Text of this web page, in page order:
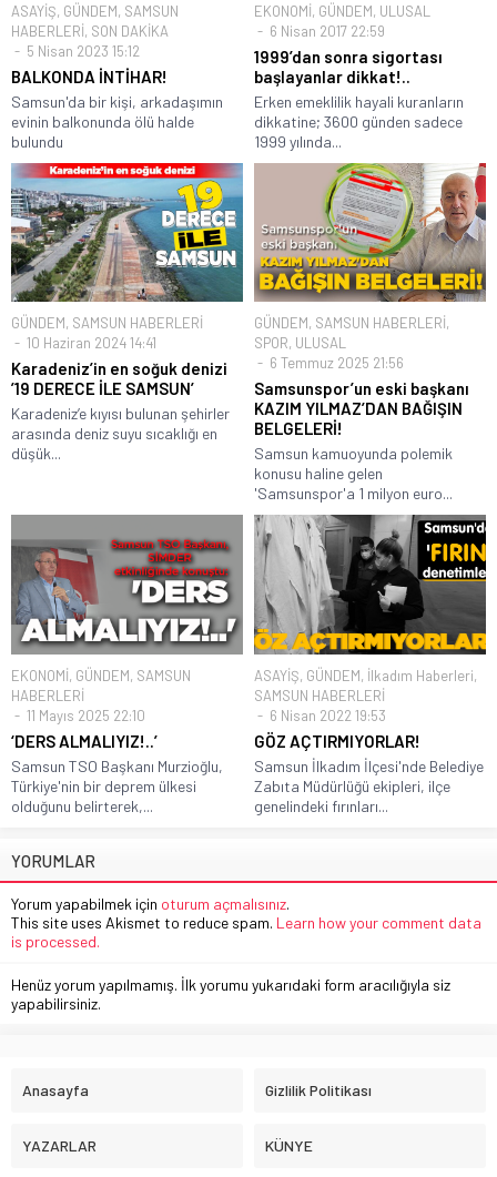
ASAYİŞ, GÜNDEM, SAMSUN
HABERLERİ, SON DAKİKA
5 Nisan 2023 15:12
BALKONDA İNTİHAR!
Samsun'da bir kişi, arkadaşımın
evinin balkonunda ölü halde
bulundu
EKONOMİ, GÜNDEM, ULUSAL
6 Nisan 2017 22:59
1999’dan sonra sigortası
başlayanlar dikkat!..
Erken emeklilik hayali kuranların
dikkatine; 3600 günden sadece
1999 yılında...
GÜNDEM, SAMSUN HABERLERİ
10 Haziran 2024 14:41
Karadeniz’in en soğuk denizi
’19 DERECE İLE SAMSUN’
Karadeniz’e kıyısı bulunan şehirler
arasında deniz suyu sıcaklığı en
düşük...
GÜNDEM, SAMSUN HABERLERİ,
SPOR, ULUSAL
6 Temmuz 2025 21:56
Samsunspor’un eski başkanı
KAZIM YILMAZ’DAN BAĞIŞIN
BELGELERİ!
Samsun kamuoyunda polemik
konusu haline gelen
'Samsunspor'a 1 milyon euro...
EKONOMİ, GÜNDEM, SAMSUN
HABERLERİ
11 Mayıs 2025 22:10
‘DERS ALMALIYIZ!..’
Samsun TSO Başkanı Murzioğlu,
Türkiye'nin bir deprem ülkesi
olduğunu belirterek,...
ASAYİŞ, GÜNDEM, İlkadım Haberleri,
SAMSUN HABERLERİ
6 Nisan 2022 19:53
GÖZ AÇTIRMIYORLAR!
Samsun İlkadım İlçesi'nde Belediye
Zabıta Müdürlüğü ekipleri, ilçe
genelindeki fırınları...
YORUMLAR
Yorum yapabilmek için oturum açmalısınız.
This site uses Akismet to reduce spam. Learn how your comment data
is processed.
Henüz yorum yapılmamış. İlk yorumu yukarıdaki form aracılığıyla siz
yapabilirsiniz.
Anasayfa Gizlilik Politikası
YAZARLAR KÜNYE